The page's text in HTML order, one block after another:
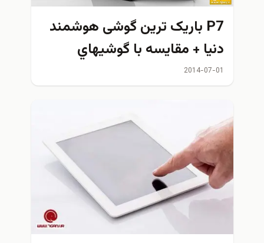
P7 باریک ترین گوشی هوشمند
دنيا + مقايسه با گوشيهاي
مشابه
2014-07-01